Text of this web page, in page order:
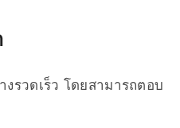
รวดเร็ว โดยสามารถตอบ